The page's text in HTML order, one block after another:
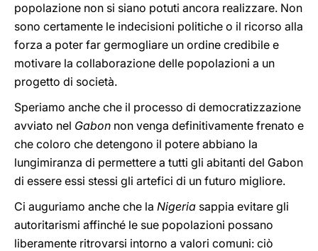
popolazione non si siano potuti ancora realizzare. Non
sono certamente le indecisioni politiche o il ricorso alla
forza a poter far germogliare un ordine credibile e
motivare la collaborazione delle popolazioni a un
progetto di società.
Speriamo anche che il processo di democratizzazione
avviato nel Gabon non venga definitivamente frenato e
che coloro che detengono il potere abbiano la
lungimiranza di permettere a tutti gli abitanti del Gabon
di essere essi stessi gli artefici di un futuro migliore.
Ci auguriamo anche che la Nigeria sappia evitare gli
autoritarismi affinché le sue popolazioni possano
liberamente ritrovarsi intorno a valori comuni: ciò